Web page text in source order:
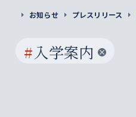
お知らせ プレスリリース
#入学案内